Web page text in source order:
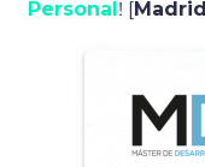
Personal! [